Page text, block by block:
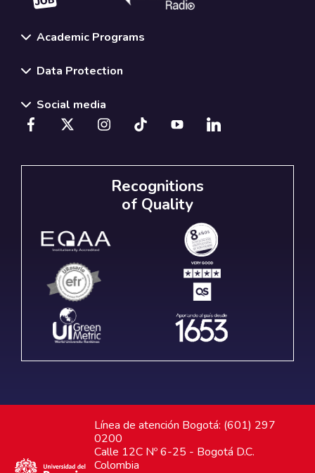
Academic Programs
Data Protection
Social media
Recognitions
of Quality
Línea de atención Bogotá: (601) 297
0200
Calle 12C Nº 6-25 - Bogotá D.C.
Colombia